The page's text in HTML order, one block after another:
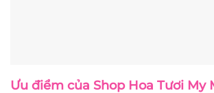
Ưu điểm của Shop Hoa Tươi My